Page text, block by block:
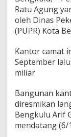
Ratu Agung
oleh Dinas
(PUPR) Kota
Kantor camat
September
miliar
Bangunan
diresmikan
Bengkulu Arif
mendatang (6/